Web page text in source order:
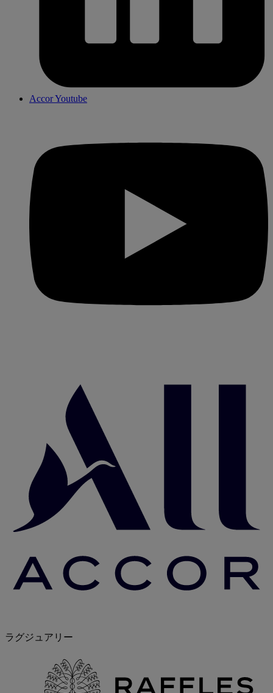
Accor Youtube
ラグジュアリー